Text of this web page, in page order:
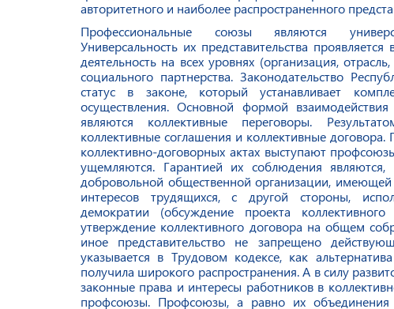
авторитетного и наиболее распространенного
Профессиональные союзы являются
Универсальность их представительства
деятельность на всех уровнях (организация,
социального партнерства. Законодательство
статус в законе, который устанавливает
осуществления. Основной формой
являются коллективные переговоры.
коллективные соглашения и коллективные
коллективно-договорных актах выступают
ущемляются. Гарантией их соблюдения
добровольной общественной организации,
интересов трудящихся, с другой стороны,
демократии (обсуждение проекта
утверждение коллективного договора на общем
иное представительство не запрещено
указывается в Трудовом кодексе, как
получила широкого распространения. А в силу
законные права и интересы работников в
профсоюзы. Профсоюзы, а равно их